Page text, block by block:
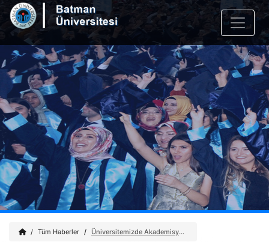
Tüm Haberler Üniversitemizde Akademisyen-Öğrenci Buluşmalarında Kapanış Programı ve Yeni Dönem Protokolü